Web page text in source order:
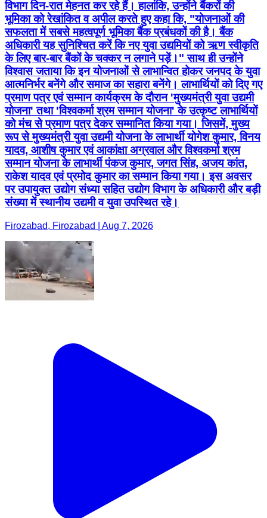
विभाग दिन-रात मेहनत कर रहे हैं। हालांकि, उन्होंने बैंकरों की
भूमिका को रेखांकित व अपील करते हुए कहा कि, "योजनाओं की
सफलता में सबसे महत्वपूर्ण भूमिका बैंक प्रबंधकों की है। बैंक
अधिकारी यह सुनिश्चित करें कि नए युवा उद्यमियों को ऋण स्वीकृति
के लिए बार-बार बैंकों के चक्कर न लगाने पड़ें।" साथ ही उन्होंने
विश्वास जताया कि इन योजनाओं से लाभान्वित होकर जनपद के युवा
आत्मनिर्भर बनेंगे और समाज का सहारा बनेंगे। लाभार्थियों को दिए गए
प्रमाण पत्र एवं सम्मान कार्यक्रम के दौरान 'मुख्यमंत्री युवा उद्यमी
योजना' तथा 'विश्वकर्मा श्रम सम्मान योजना' के उत्कृष्ट लाभार्थियों
को मंच से प्रमाण पत्र देकर सम्मानित किया गया। जिसमें, मुख्य
रूप से मुख्यमंत्री युवा उद्यमी योजना के लाभार्थी योगेश कुमार, विनय
यादव, आशीष कुमार एवं आकांक्षा अग्रवाल और विश्वकर्मा श्रम
सम्मान योजना के लाभार्थी पंकज कुमार, जगत सिंह, अजय कांत,
राकेश यादव एवं प्रमोद कुमार का सम्मान किया गया। इस अवसर
पर उपायुक्त उद्योग संध्या सहित उद्योग विभाग के अधिकारी और बड़ी
संख्या में स्थानीय उद्यमी व युवा उपस्थित रहे।
Firozabad, Firozabad | Aug 7, 2026